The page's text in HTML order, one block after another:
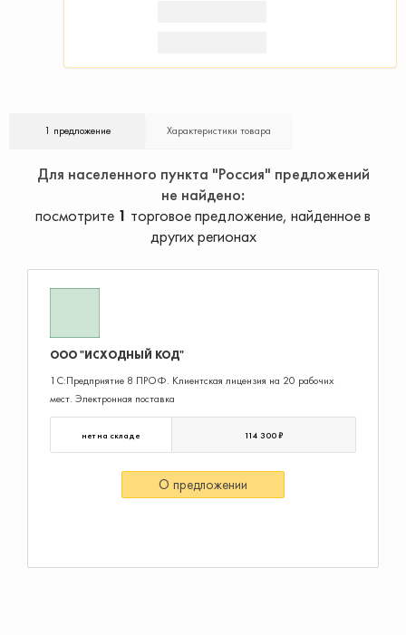
1 предложение Характеристики товара
Для населенного пункта "Россия" предложений
не найдено
посмотрите 1 торговое предложение, найденное в
других регионах
ООО "ИСХОДНЫЙ КОД"
1С:Предприятие 8 ПРОФ. Клиентская лицензия на 20 рабочих
мест. Электронная поставка
нет на складе 114 300 ₽
О предложении